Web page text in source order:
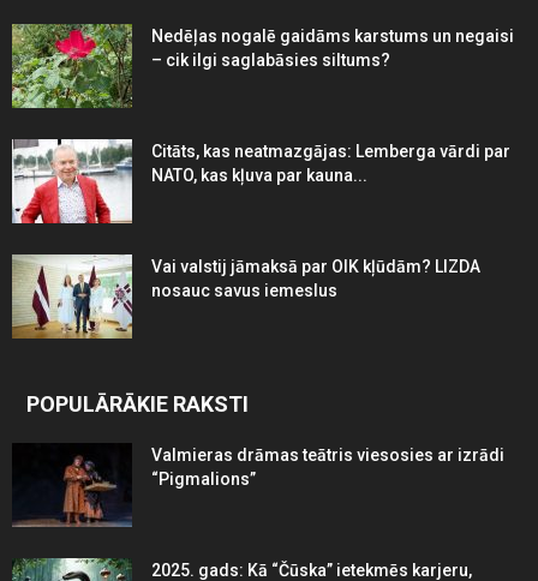
Nedēļas nogalē gaidāms karstums un negaisi
– cik ilgi saglabāsies siltums?
Citāts, kas neatmazgājas: Lemberga vārdi par
NATO, kas kļuva par kauna...
Vai valstij jāmaksā par OIK kļūdām? LIZDA
nosauc savus iemeslus
POPULĀRĀKIE RAKSTI
Valmieras drāmas teātris viesosies ar izrādi
“Pigmalions”
2025. gads: Kā “Čūska” ietekmēs karjeru,